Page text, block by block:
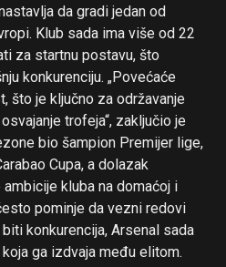
da gradi jedan od
Klub sada ima više od 22
za startnu postavu, što
konkurenciju. „Povećaće
što je ključno za održavanje
trofeja“, zaključio je
bio šampion Premijer lige,
Cupa, a dolazak
kluba na domaćoj i
pominje da vezni redovi
konkurencija, Arsenal sada
ga izdvaja među elitom.